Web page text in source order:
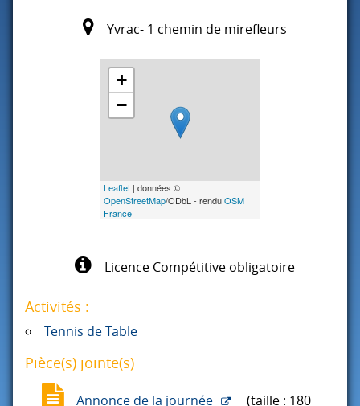
Yvrac- 1 chemin de mirefleurs
+
−
Leaflet | données ©
OpenStreetMap/ODbL - renduOSM
France
Licence Compétitive obligatoire
Activités :
Tennis de Table
Pièce(s) jointe(s)
Annonce de la journée
(taille : 180